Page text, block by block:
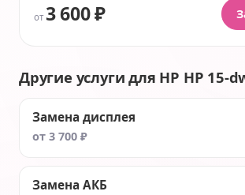
от 3 600 ₽
Другие услуги для HP HP 15-
Замена дисплея
от 3 700 ₽
Замена АКБ